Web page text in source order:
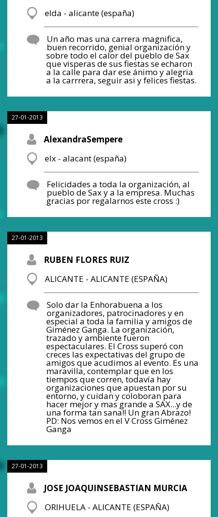
elda - alicante (españa)
Un año mas una carrera magnifica,
buen recorrido, genial organización y
sobre todo el calor del pueblo de Sax
que visperas de sus fiestas se echaron
a la calle para dar ese ánimo y alegria
a la carrrera, seguir asi y felices fiestas.
27-01-2013
AlexandraSempere
elx - alacant (españa)
Felicidades a toda la organización, al
pueblo de Sax y a la empresa. Muchas
gracias por regalarnos este cross :)
27-01-2013
RUBEN FLORES RUIZ
ALICANTE - ALICANTE (ESPAÑA)
Solo dar la Enhorabuena a los
organizadores, patrocinadores y en
especial a toda la familia y amigos de
Giménez Ganga. La organización,
trazado y ambiente fueron
espectaculares. El Cross superó con
creces las expectativas del grupo de
amigos que acudimos al evento. Es una
maravilla, contemplar que en los
tiempos que corren, todavía hay
organizaciones que apuestan por su
entorno, y cuidan y coloboran para
hacer mejor y mas grande a SAX...y de
una forma tan sana!! Un gran Abrazo!
PD: Nos vemos en el V Cross Giménez
Ganga
27-01-2013
JOSE JOAQUINSEBASTIAN MURCIA
ORIHUELA - ALICANTE (ESPAÑA)